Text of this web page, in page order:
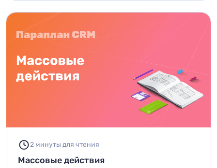
2 минуты для чтения
Массовые действия